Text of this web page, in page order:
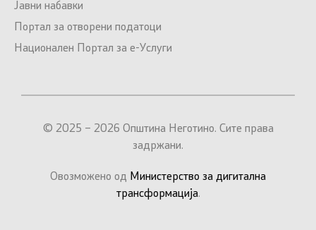
Јавни набавки
Портал за отворени податоци
Национален Портал за е-Услуги
© 2025 – 2026 Општина Неготино. Сите права
задржани.
Овозможено од Министерство за дигитална
трансформација.